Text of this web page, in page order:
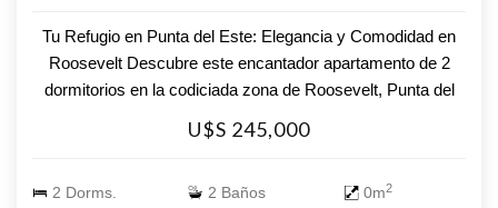
Tu Refugio en Punta del Este: Elegancia y Comodidad en
Roosevelt Descubre este encantador apartamento de 2
dormitorios en la codiciada zona de Roosevelt, Punta del
Este. Con una distribución inteligente y acabados de
calidad, esta unidad es el lugar ideal para disfrutar de la
ofrecer. **Características destacadas:** - **2 Dormitorios**:
U$S 245,000
2 Dorms. 2 Baños 0m2